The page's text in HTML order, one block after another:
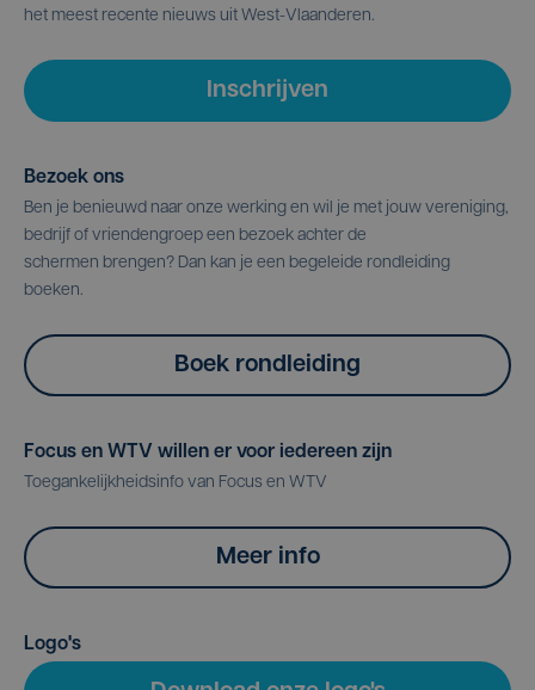
het meest recente nieuws uit West-Vlaanderen.
Inschrijven
Bezoek ons
Ben je benieuwd naar onze werking en wil je met jouw vereniging,
bedrijf of vriendengroep een bezoek achter de
schermen brengen? Dan kan je een begeleide rondleiding
boeken.
Boek rondleiding
Focus en WTV willen er voor iedereen zijn
Toegankelijkheidsinfo van Focus en WTV
Meer info
Logo's